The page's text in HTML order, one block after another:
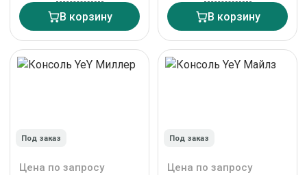
В корзину В корзину
Под заказ
Цена по запросу
Под заказ
Цена по запросу